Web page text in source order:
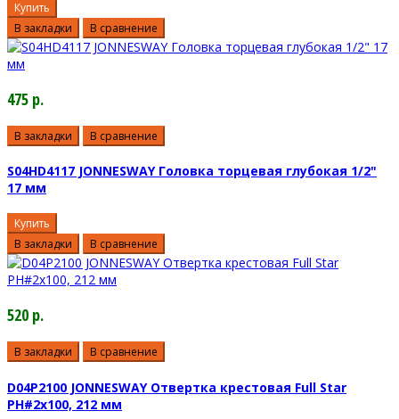
Купить
В закладки
В сравнение
475 р.
В закладки В сравнение
S04HD4117 JONNESWAY Головка торцевая глубокая 1/2"
17 мм
Купить
В закладки
В сравнение
520 р.
В закладки В сравнение
D04P2100 JONNESWAY Отвертка крестовая Full Star
PH#2х100, 212 мм